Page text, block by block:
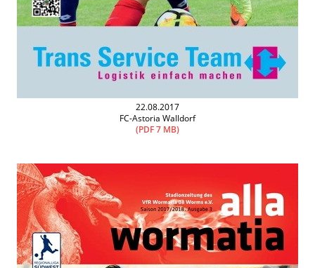
22.08.2017
FC-Astoria Walldorf
(PDF 7 MB)